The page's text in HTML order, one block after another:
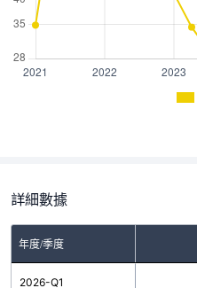
詳細數據
年度/季度
2026-Q1